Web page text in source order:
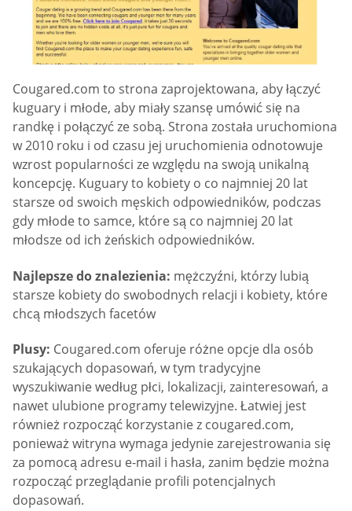
Cougared.com to strona zaprojektowana, aby łączyć
kuguary i młode, aby miały szansę umówić się na
randkę i połączyć ze sobą. Strona została uruchomiona
w 2010 roku i od czasu jej uruchomienia odnotowuje
wzrost popularności ze względu na swoją unikalną
koncepcję. Kuguary to kobiety o co najmniej 20 lat
starsze od swoich męskich odpowiedników, podczas
gdy młode to samce, które są co najmniej 20 lat
młodsze od ich żeńskich odpowiedników.
Najlepsze do znalezienia: mężczyźni, którzy lubią
starsze kobiety do swobodnych relacji i kobiety, które
chcą młodszych facetów
Plusy: Cougared.com oferuje różne opcje dla osób
szukających dopasowań, w tym tradycyjne
wyszukiwanie według płci, lokalizacji, zainteresowań, a
nawet ulubione programy telewizyjne. Łatwiej jest
również rozpocząć korzystanie z cougared.com,
ponieważ witryna wymaga jedynie zarejestrowania się
za pomocą adresu e-mail i hasła, zanim będzie można
rozpocząć przeglądanie profili potencjalnych
dopasowań.